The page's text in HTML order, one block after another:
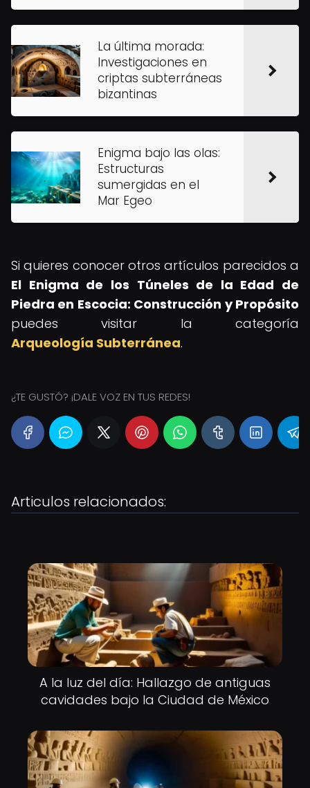
La última morada:
Investigaciones en
criptas subterráneas
bizantinas
Enigma bajo las olas:
Estructuras
sumergidas en el
Mar Egeo
Si quieres conocer otros artículos parecidos a
El Enigma de los Túneles de la Edad de
Piedra en Escocia: Construcción y Propósito
puedes visitar la categoría
Arqueología Subterránea.
¿TE GUSTÓ? ¡DALE VOZ EN TUS REDES!
Articulos relacionados:
A la luz del día: Hallazgo de antiguas
cavidades bajo la Ciudad de México